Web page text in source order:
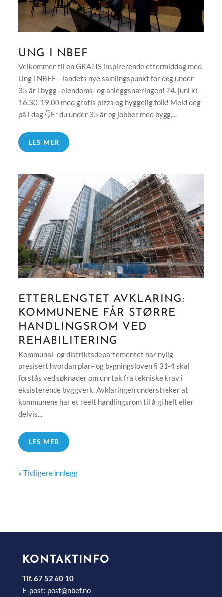
UNG I NBEF
Velkommen til en GRATIS inspirerende ettermiddag med
Ung i NBEF – landets nye samlingspunkt for deg under
35 år i bygg-, eiendoms- og anleggsnæringen! 24. juni kl.
16.30-19.00 med gratis pizza og hyggelig folk! Meld deg
på i dag 👇Er du under 35 år og jobber med bygg,...
LES MER
ETTERLENGTET AVKLARING:
KOMMUNENE FÅR STØRRE
HANDLINGSROM VED
REHABILITERING
Kommunal- og distriktsdepartementet har nylig
presisert hvordan plan- og bygningsloven § 31-4 skal
forstås ved søknader om unntak fra tekniske krav i
eksisterende byggverk. Avklaringen understreker at
kommunene har et reelt handlingsrom til å gi helt eller
delvis...
LES MER
« Tidligere innlegg
KONTAKTINFO
Tlf. 67 52 60 10
E-post: post@nbef.no